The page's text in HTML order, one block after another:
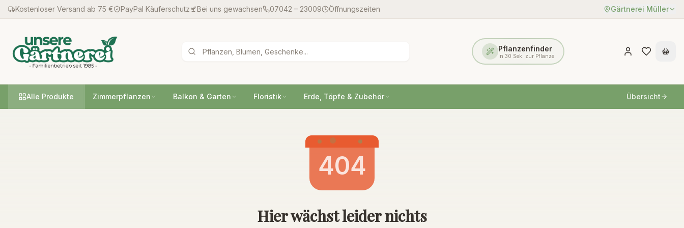
Kostenloser Versand ab 75 € PayPal Käuferschutz Bei uns gewachsen 07042 – 23009 Öffnungszeiten Gärtnerei Müller
Pflanzenfinder
In 30 Sek. zur Pflanze
Alle Produkte Zimmerpflanzen Balkon & Garten Floristik Erde, Töpfe & Zubehör Übersicht
404
Hier wächst leider nichts